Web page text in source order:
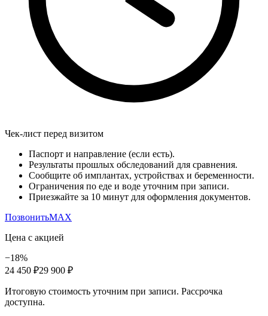
Чек-лист перед визитом
Паспорт и направление (если есть).
Результаты прошлых обследований для сравнения.
Сообщите об имплантах, устройствах и беременности.
Ограничения по еде и воде уточним при записи.
Приезжайте за 10 минут для оформления документов.
ПозвонитьMAX
Цена с акцией
−18%
24 450 ₽29 900 ₽
Итоговую стоимость уточним при записи. Рассрочка
доступна.